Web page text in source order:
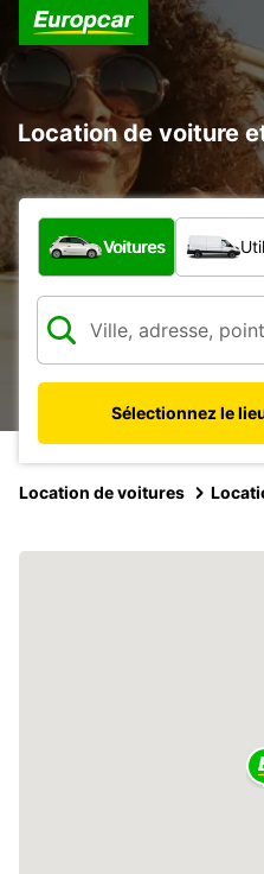
Location de voiture
Quel type de véhicule ?
Voitures
Sélectionnez le
Location de voitures